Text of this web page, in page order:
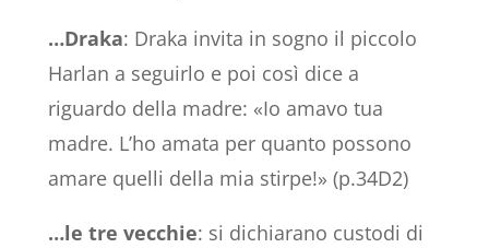
…Draka: Draka invita in sogno il piccolo
Harlan a seguirlo e poi così dice a
riguardo della madre: «Io amavo tua
madre. L’ho amata per quanto possono
amare quelli della mia stirpe!» (p.34D2)
…le tre vecchie: si dichiarano custodi di